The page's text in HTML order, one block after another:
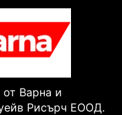
Варна и
Рисърч ЕООД.